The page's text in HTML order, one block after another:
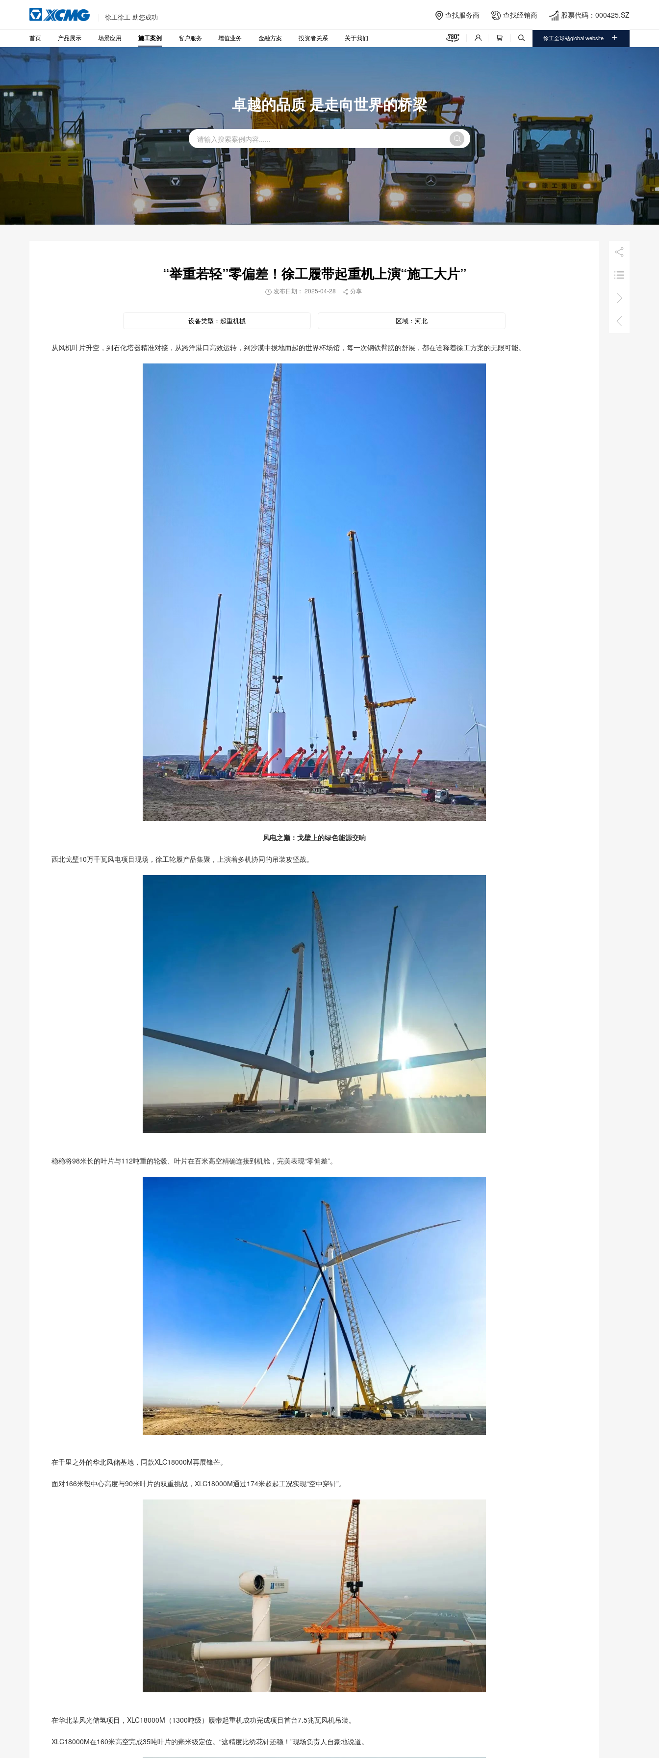
徐工徐工 助您成功  查找服务商  查找经销商  股票代码：000425.SZ
首页 产品展示 场景应用 施工案例 客户服务 增值业务 金融方案 投资者关系 关于我们     徐工全球站global website 
卓越的品质 是走向世界的桥梁





“举重若轻”零偏差！徐工履带起重机上演“施工大片”
 发布日期： 2025-04-28  分享
设备类型： 起重机械 区域：河北
从风机叶片升空，到石化塔器精准对接，从跨洋港口高效运转，到沙漠中拔地而起的世界杯场馆，每一次钢铁臂膀的舒展，都在诠释着徐工方案的无限可能。
风电之巅：戈壁上的绿色能源交响
西北戈壁10万千瓦风电项目现场，徐工轮履产品集聚，上演着多机协同的吊装攻坚战。
稳稳将98米长的叶片与112吨重的轮毂、叶片在百米高空精确连接到机舱，完美表现“零偏差”。
在千里之外的华北风储基地，同款XLC18000M再展锋芒。
面对166米毂中心高度与90米叶片的双重挑战，XLC18000M通过174米超起工况实现“空中穿针”。
在华北某风光储氢项目，XLC18000M（1300吨级）履带起重机成功完成项目首台7.5兆瓦风机吊装。
XLC18000M在160米高空完成35吨叶片的毫米级定位。“这精度比绣花针还稳！”现场负责人自豪地说道。